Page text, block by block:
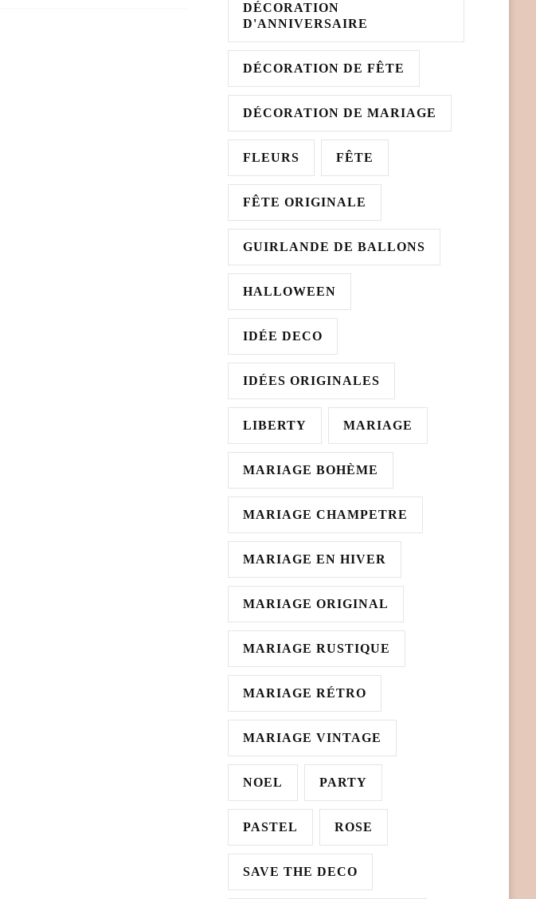
DÉCORATION
D'ANNIVERSAIRE
DÉCORATION DE FÊTE
DÉCORATION DE MARIAGE
FLEURS FÊTE
FÊTE ORIGINALE
GUIRLANDE DE BALLONS
HALLOWEEN
IDÉE DECO
IDÉES ORIGINALES
LIBERTY MARIAGE
MARIAGE BOHÈME
MARIAGE CHAMPETRE
MARIAGE EN HIVER
MARIAGE ORIGINAL
MARIAGE RUSTIQUE
MARIAGE RÉTRO
MARIAGE VINTAGE
NOEL PARTY
PASTEL ROSE
SAVE THE DECO